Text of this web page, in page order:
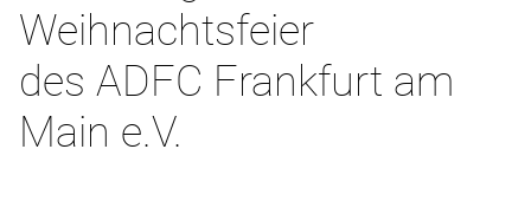
Weihnachtsfeier
des ADFC Frankfurt am
Main e.V.